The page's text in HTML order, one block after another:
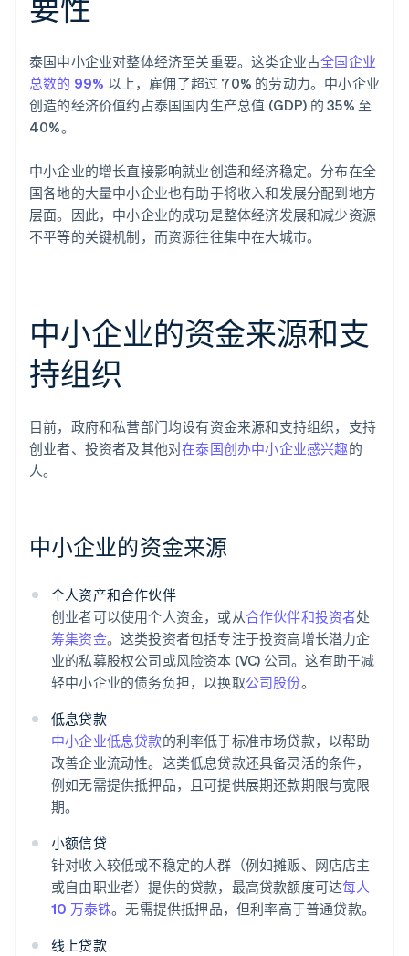
要性
泰国中小企业对整体经济至关重要。这类企业占全国企业
总数的 99% 以上，雇佣了超过 70% 的劳动力。中小企业
创造的经济价值约占泰国国内生产总值 (GDP) 的 35% 至
40%。
中小企业的增长直接影响就业创造和经济稳定。分布在全
国各地的大量中小企业也有助于将收入和发展分配到地方
层面。因此，中小企业的成功是整体经济发展和减少资源
不平等的关键机制，而资源往往集中在大城市。
中小企业的资金来源和支
持组织
目前，政府和私营部门均设有资金来源和支持组织，支持
创业者、投资者及其他对在泰国创办中小企业感兴趣的
人。
中小企业的资金来源
个人资产和合作伙伴
创业者可以使用个人资金，或从合作伙伴和投资者处
筹集资金。这类投资者包括专注于投资高增长潜力企
业的私募股权公司或风险资本 (VC) 公司。这有助于减
轻中小企业的债务负担，以换取公司股份。
低息贷款
中小企业低息贷款的利率低于标准市场贷款，以帮助
改善企业流动性。这类低息贷款还具备灵活的条件，
例如无需提供抵押品，且可提供展期还款期限与宽限
期。
小额信贷
针对收入较低或不稳定的人群（例如摊贩、网店店主
或自由职业者）提供的贷款，最高贷款额度可达每人
10 万泰铢。无需提供抵押品，但利率高于普通贷款。
线上贷款